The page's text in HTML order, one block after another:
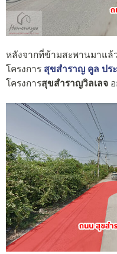
หลังจากที่ข้ามสะพานมาแล้
โครงการ สุขสำราญ คูล ปร
โครงการสุขสำราญวิลเลจ